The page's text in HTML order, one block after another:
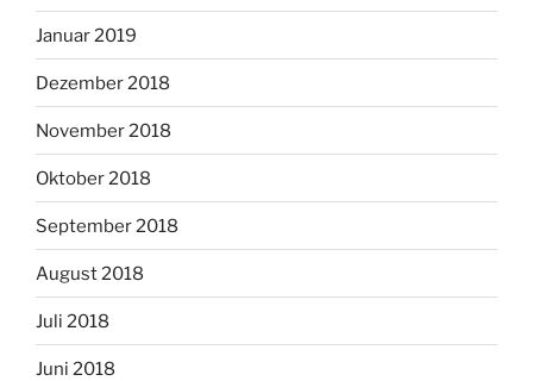
Januar 2019
Dezember 2018
November 2018
Oktober 2018
September 2018
August 2018
Juli 2018
Juni 2018